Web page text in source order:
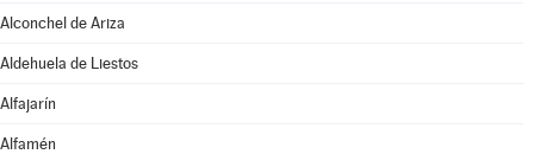
Alconchel de Ariza
Aldehuela de Liestos
Alfajarín
Alfamén